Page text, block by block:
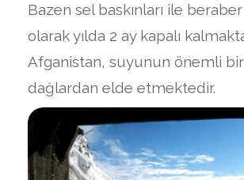
Bazen sel baskınları ile
olarak yılda 2 ay kapalı
Afganistan, suyunun önemli bir
dağlardan elde etmektedir.